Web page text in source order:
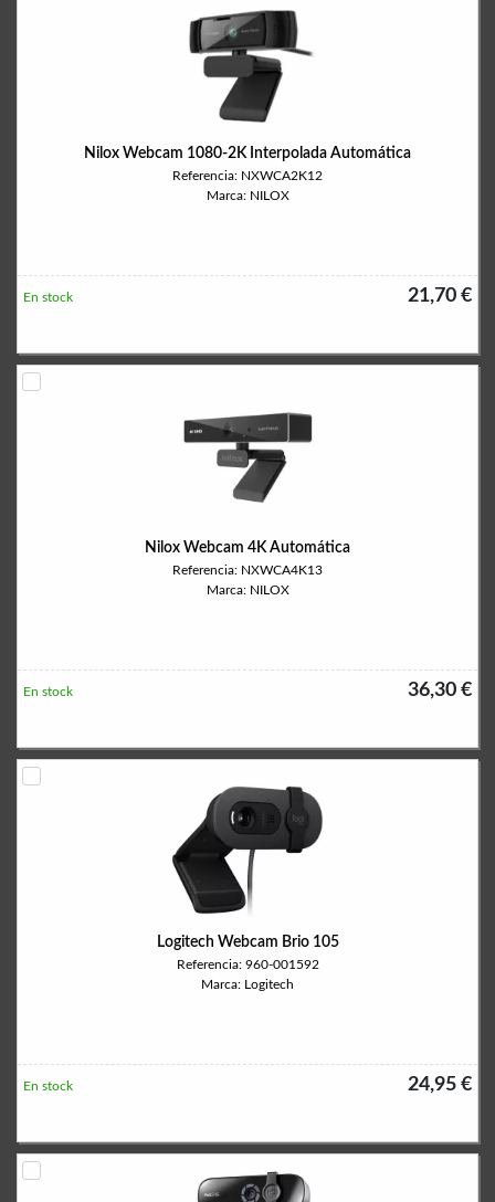
Nilox Webcam 1080-2K Interpolada Automática
Referencia: NXWCA2K12
Marca: NILOX
21,70 €
En stock
Nilox Webcam 4K Automática
Referencia: NXWCA4K13
Marca: NILOX
36,30 €
En stock
Logitech Webcam Brio 105
Referencia: 960-001592
Marca: Logitech
24,95 €
En stock